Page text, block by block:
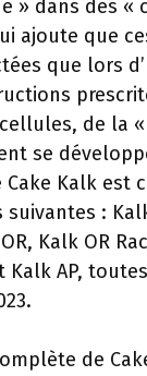
» dans des «
ajoute que
que lors
de la
se
Kalk est
:
Kalk OR
Kalk AP,
de